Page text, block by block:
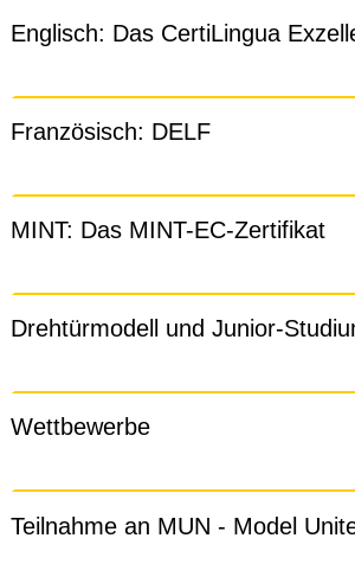
Englisch: Das CertiLingua
Französisch: DELF
MINT: Das MINT-EC-Zertifikat
Drehtürmodell und Junior-
Wettbewerbe
Teilnahme an MUN - Model